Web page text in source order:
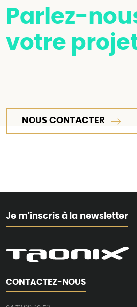
Parlez-
votre
NOUS CONTACTER
Je m'inscris à la newsletter
CONTACTEZ-NOUS